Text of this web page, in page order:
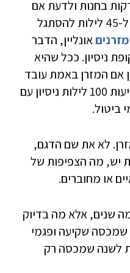
בחנות ולדעת אם
הוא מתאים. הגוף צריך בין 30 ל-45 לילות להסתגל
מזרניםאונליין, הדבר
ניסיון. ככל שהיא
אם המזרן באמת עובד
בשבילכם. חלק מהחברות מציעות 100 לילות ניסיון עם
ביטול.
לא את שם הדגם,
יש, מה הצפיפות של
או מחוברים.
שנים, אלא מה בדיוק
אחריות ל-12 שנה שמכסה שקיעה ופגמי
לשנה שמכסה רק